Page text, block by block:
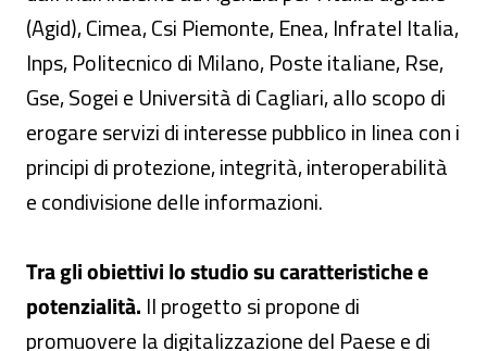
(Agid), Cimea, Csi Piemonte, Enea, Infratel Italia,
Inps, Politecnico di Milano, Poste italiane, Rse,
Gse, Sogei e Università di Cagliari, allo scopo di
erogare servizi di interesse pubblico in linea con i
principi di protezione, integrità, interoperabilità
e condivisione delle informazioni.
Tra gli obiettivi lo studio su caratteristiche e
potenzialità. Il progetto si propone di
promuovere la digitalizzazione del Paese e di